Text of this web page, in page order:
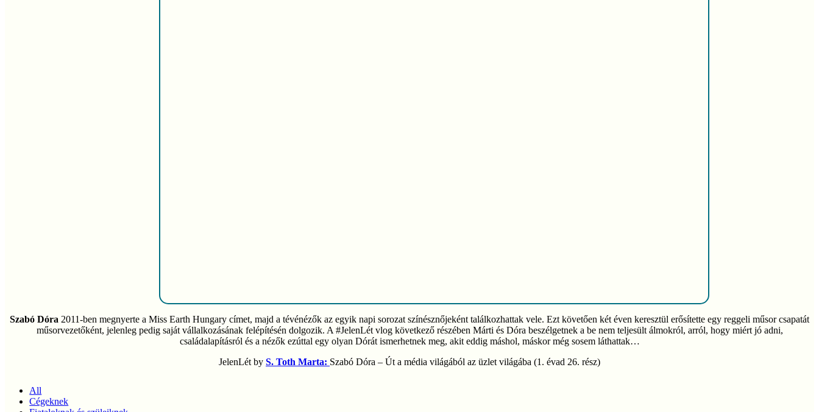
Szabó Dóra 2011-ben megnyerte a Miss Earth Hungary címet, majd a tévénézők az egyik napi sorozat színésznőjeként találkozhattak vele. Ezt követően két éven keresztül erősítette egy reggeli műsor csapatát
műsorvezetőként, jelenleg pedig saját vállalkozásának felépítésén dolgozik. A #JelenLét vlog következő részében Márti és Dóra beszélgetnek a be nem teljesült álmokról, arról, hogy miért jó adni,
családalapításról és a nézők ezúttal egy olyan Dórát ismerhetnek meg, akit eddig máshol, máskor még sosem láthattak…
JelenLét by S. Toth Marta: Szabó Dóra – Út a média világából az üzlet világába (1. évad 26. rész)
All
Cégeknek